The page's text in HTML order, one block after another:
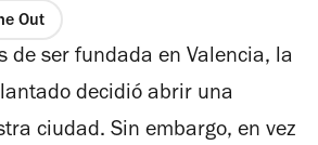
estrellas
Out
de ser fundada en Valencia, la
decidió abrir una
ciudad. Sin embargo, en vez